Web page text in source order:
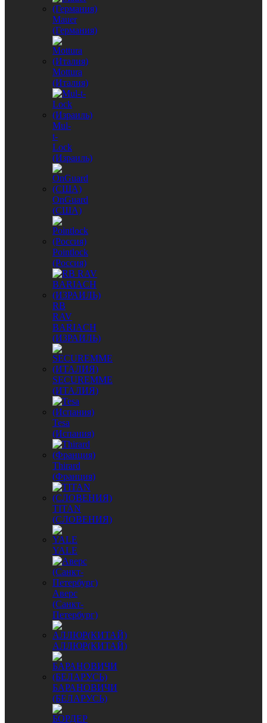
Mauer
(Германия)
Mottura
(Италия)
Mul-
t-
Lock
(Израиль)
OnGuard
(США)
Pointlock
(Россия)
RB
RAV
BARIACH
(ИЗРАИЛЬ)
SECUREMME
(ИТАЛИЯ)
Tesa
(Испания)
Thirard
(Франция)
TITAN
(СЛОВЕНИЯ)
YALE
Аверс
(Санкт-
Петербург)
АЛЛЮР(КИТАЙ)
БАРАНОВИЧИ
(БЕЛАРУСЬ)